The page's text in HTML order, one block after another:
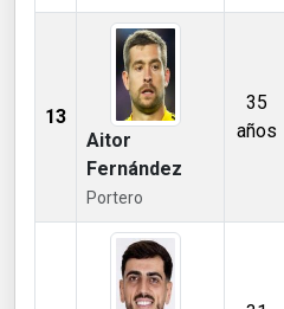
13
Aitor
Fernández
Portero
35
años